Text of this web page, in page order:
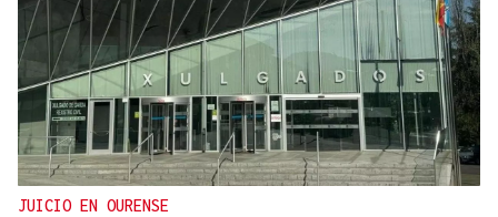
JUICIO EN OURENSE